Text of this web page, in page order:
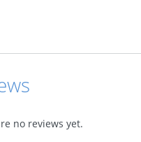
no reviews yet.